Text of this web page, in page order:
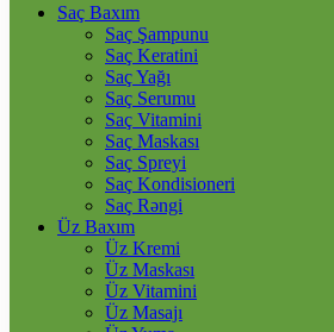
Saç Baxım
Saç Şampunu
Saç Keratini
Saç Yağı
Saç Serumu
Saç Vitamini
Saç Maskası
Saç Spreyi
Saç Kondisioneri
Saç Rəngi
Üz Baxım
Üz Kremi
Üz Maskası
Üz Vitamini
Üz Masajı